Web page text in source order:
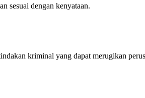
sesuai dengan kenyataan.
kriminal yang dapat merugikan